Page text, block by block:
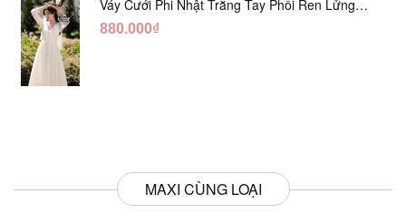
Váy Cưới Phi Nhật Trắng Tay Phối Ren Lửng
DC554
880.000₫
MAXI CÙNG LOẠI